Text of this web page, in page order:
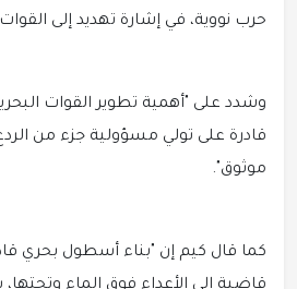
حرب نووية، في إشارة تهديد إلى القوات
وشدد على "أهمية تطوير القوات
قادرة على تولي مسؤولية جزء من
موثوق".
كما قال كيم إن "بناء أسطول بحري